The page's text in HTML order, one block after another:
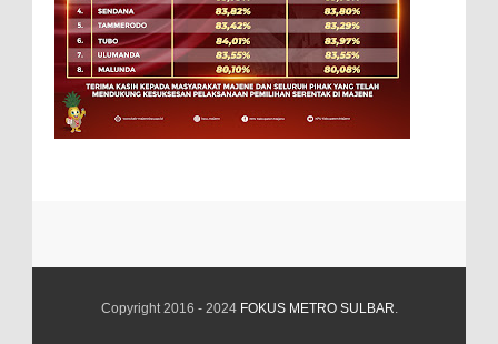
Copyright 2016 - 2024 FOKUS METRO SULBAR